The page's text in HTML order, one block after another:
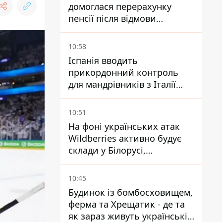
домоглася перерахунку
пенсії після відмови
Пенсійного фонду
10:58
Іспанія вводить
прикордонний контроль
для мандрівників з Італії
через міграційний конфлікт
10:51
На фоні українських атак
Wildberries активно будує
склади у Білорусі,
Казахстані, Узбекистані
10:45
Будинок із бомбосховищем,
ферма та Хрещатик - де та
як зараз живуть українські